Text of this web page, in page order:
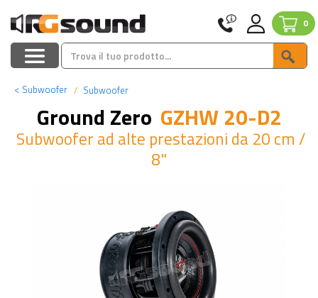
0
< Subwoofer Subwoofer
Ground Zero GZHW 20-D2
Subwoofer ad alte prestazioni da 20 cm /
8"